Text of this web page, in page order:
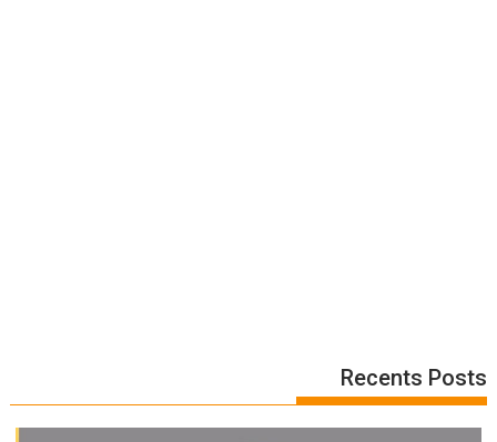
Recents Posts